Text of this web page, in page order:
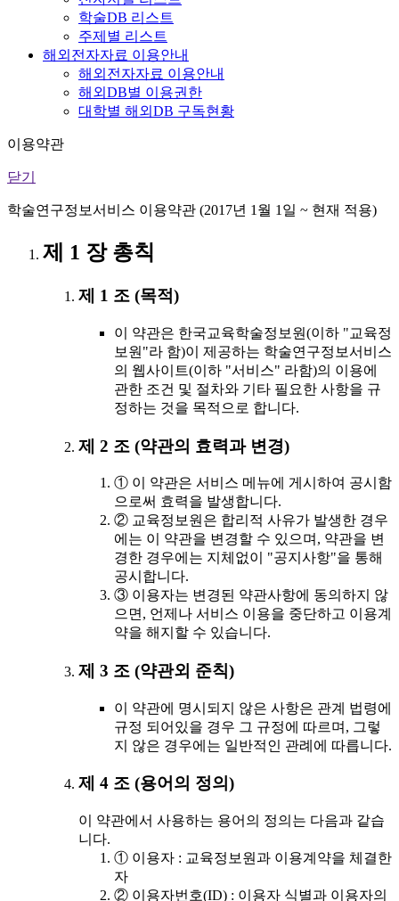
학술DB 리스트
주제별 리스트
해외전자자료 이용안내
해외전자자료 이용안내
해외DB별 이용권한
대학별 해외DB 구독현황
이용약관
닫기
학술연구정보서비스 이용약관 (2017년 1월 1일 ~ 현재 적용)
제 1 장 총칙
제 1 조 (목적)
이 약관은 한국교육학술정보원(이하 "교육정
보원"라 함)이 제공하는 학술연구정보서비스
의 웹사이트(이하 "서비스" 라함)의 이용에
관한 조건 및 절차와 기타 필요한 사항을 규
정하는 것을 목적으로 합니다.
제 2 조 (약관의 효력과 변경)
① 이 약관은 서비스 메뉴에 게시하여 공시함
으로써 효력을 발생합니다.
② 교육정보원은 합리적 사유가 발생한 경우
에는 이 약관을 변경할 수 있으며, 약관을 변
경한 경우에는 지체없이 "공지사항"을 통해
공시합니다.
③ 이용자는 변경된 약관사항에 동의하지 않
으면, 언제나 서비스 이용을 중단하고 이용계
약을 해지할 수 있습니다.
제 3 조 (약관외 준칙)
이 약관에 명시되지 않은 사항은 관계 법령에
규정 되어있을 경우 그 규정에 따르며, 그렇
지 않은 경우에는 일반적인 관례에 따릅니다.
제 4 조 (용어의 정의)
이 약관에서 사용하는 용어의 정의는 다음과 같습
니다.
① 이용자 : 교육정보원과 이용계약을 체결한
자
② 이용자번호(ID) : 이용자 식별과 이용자의